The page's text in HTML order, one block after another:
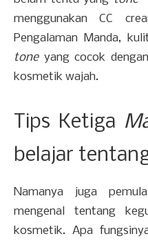
menggunakan CC
Pengalaman Manda,
toneyang cocok
kosmetik wajah.
Tips Ketiga
belajar
Namanya juga
mengenal tentang
kosmetik. Apa